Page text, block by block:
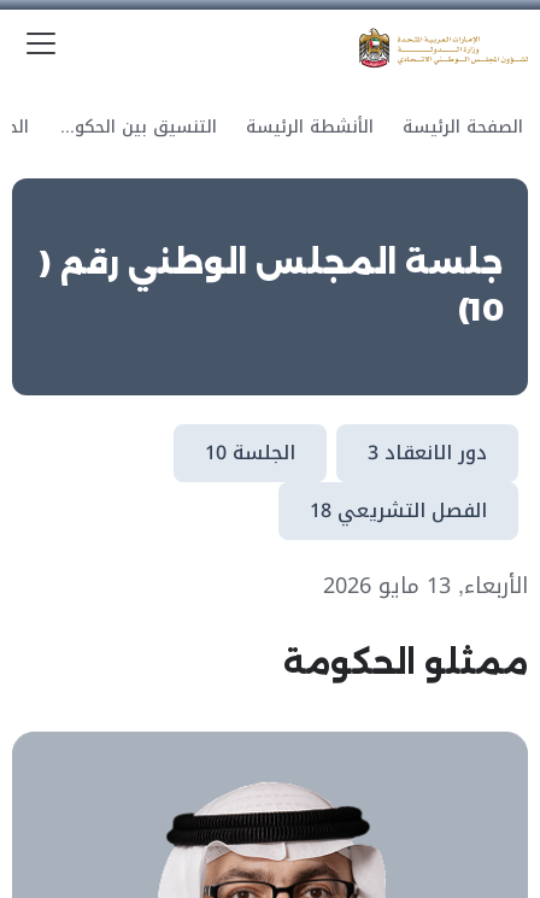
الصفحة الرئيسة الأنشطة الرئيسة التنسيق بين الحكومة والمجلس
جلسة المجلس الوطني رقم (
10)
دور الانعقاد 3
الجلسة 10
الفصل التشريعي 18
الأربعاء, 13 مايو 2026
ممثلو الحكومة